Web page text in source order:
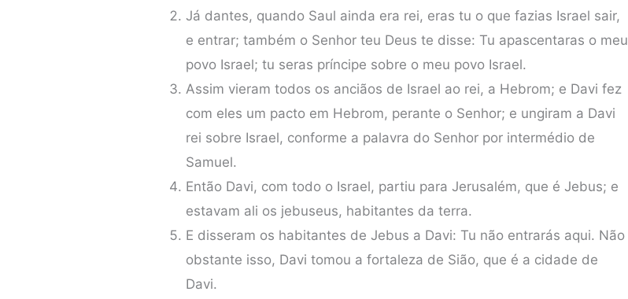
Já dantes, quando Saul ainda era rei, eras tu o que fazias Israel sair,
e entrar; também o Senhor teu Deus te disse: Tu apascentaras o meu
povo Israel; tu seras príncipe sobre o meu povo Israel.
Assim vieram todos os anciãos de Israel ao rei, a Hebrom; e Davi fez
com eles um pacto em Hebrom, perante o Senhor; e ungiram a Davi
rei sobre Israel, conforme a palavra do Senhor por intermédio de
Samuel.
Então Davi, com todo o Israel, partiu para Jerusalém, que é Jebus; e
estavam ali os jebuseus, habitantes da terra.
E disseram os habitantes de Jebus a Davi: Tu não entrarás aqui. Não
obstante isso, Davi tomou a fortaleza de Sião, que é a cidade de
Davi.